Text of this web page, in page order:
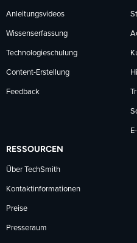
Anleitungsvideos
Wissenserfassung
Technologieschulung
Content-Erstellung
Feedback
RESSOURCEN
Über TechSmith
Kontaktinformationen
Preise
Presseraum